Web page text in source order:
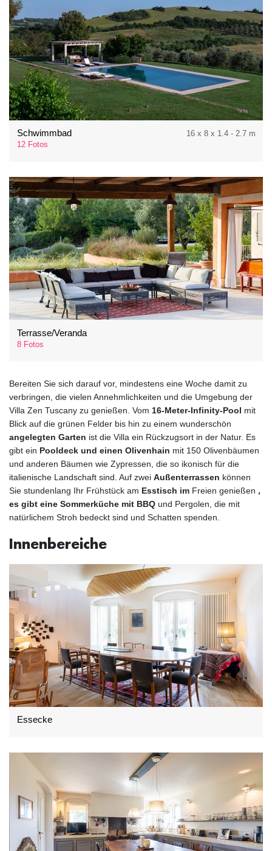
Schwimmbad
12 Fotos
16 x 8 x 1.4 - 2.7 m
Terrasse/Veranda
8 Fotos
Bereiten Sie sich darauf vor, mindestens eine Woche damit zu
verbringen, die vielen Annehmlichkeiten und die Umgebung der
Villa Zen Tuscany zu genießen. Vom 16-Meter-Infinity-Pool mit
Blick auf die grünen Felder bis hin zu einem wunderschön
angelegten Garten ist die Villa ein Rückzugsort in der Natur. Es
gibt ein Pooldeck und einen Olivenhain mit 150 Olivenbäumen
und anderen Bäumen wie Zypressen, die so ikonisch für die
italienische Landschaft sind. Auf zwei Außenterrassen können
Sie stundenlang Ihr Frühstück am Esstisch im Freien genießen ,
es gibt eine Sommerküche mit BBQ und Pergolen, die mit
natürlichem Stroh bedeckt sind und Schatten spenden.
Innenbereiche
Essecke